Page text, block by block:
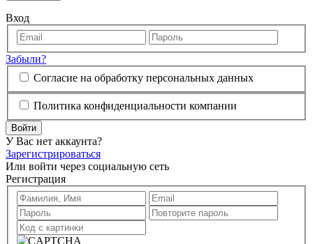
Вход
Забыли?
Согласие на обработку персональных данных
Политика конфиденциальности компании
Войти
У Вас нет аккаунта?
Зарегистрироваться
Или войти через социальную сеть
Регистрация